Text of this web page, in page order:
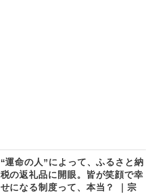
“運命の人”によって、ふるさと納
税の返礼品に開眼。皆が笑顔で幸
せになる制度って、本当？ ｜宗